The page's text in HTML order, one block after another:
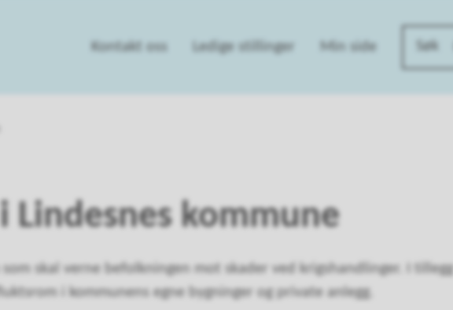
Kontakt oss Ledige stillinger Min side
kommune
skal verne befolkningen mot skader ved krigshandlinger. I tillegg
i kommunens egne bygninger og private anlegg.